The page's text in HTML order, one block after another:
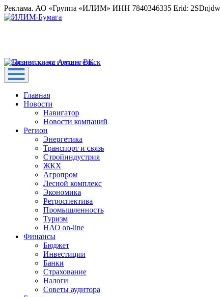
Реклама. АО «Группа «ИЛИМ» ИНН 7840346335 Erid:
Главная
Новости
Навигатор
Новости компаний
Регион
Энергетика
Транспорт и связь
Стройиндустрия
ЖКХ
Агропром
Лесной комплекс
Экономика
Ретроспектива
Промышленность
Туризм
НАО on-line
Финансы
Бюджет
Инвестиции
Банки
Страхование
Налоги
Советы аудитора